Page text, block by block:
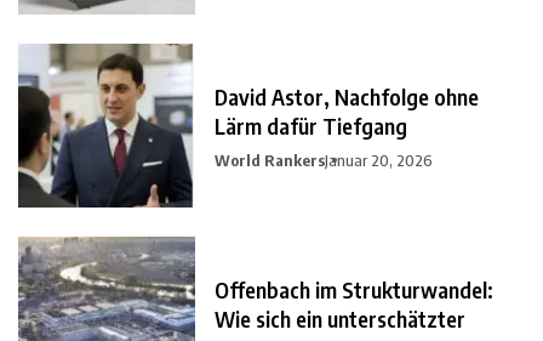
David Astor, Nachfolge ohne
Lärm dafür Tiefgang
World RankersJanuar 20, 2026
Offenbach im Strukturwandel:
Wie sich ein unterschätzter